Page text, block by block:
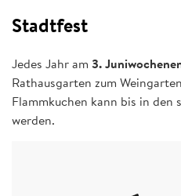
Stadtfest
Jedes Jahr am 3.
Rathausgarten zum
Flammkuchen kann bis in
werden.